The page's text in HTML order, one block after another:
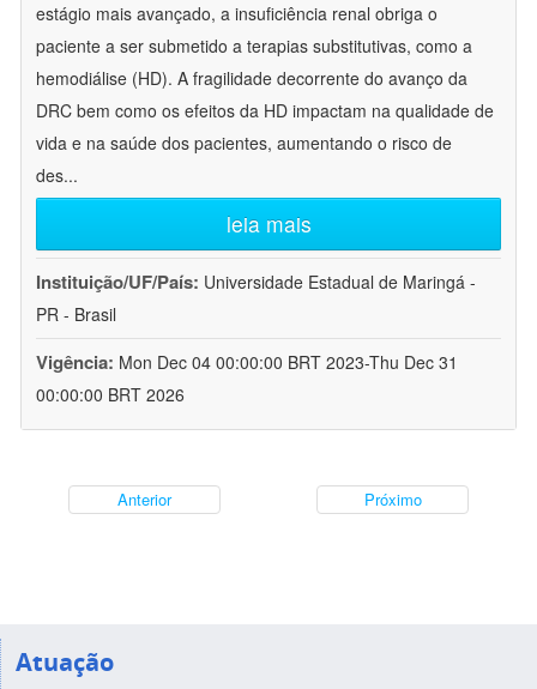
estágio mais avançado, a insuficiência renal obriga o
paciente a ser submetido a terapias substitutivas, como a
hemodiálise (HD). A fragilidade decorrente do avanço da
DRC bem como os efeitos da HD impactam na qualidade de
vida e na saúde dos pacientes, aumentando o risco de
des...
leia mais
Instituição/UF/País: Universidade Estadual de Maringá -
PR - Brasil
Vigência: Mon Dec 04 00:00:00 BRT 2023-Thu Dec 31
00:00:00 BRT 2026
Anterior Próximo
Atuação